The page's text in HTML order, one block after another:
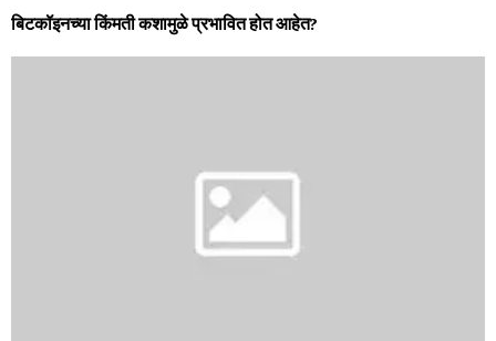
बिटकॉइनच्या किंमती कशामुळे प्रभावित होत आहेत?